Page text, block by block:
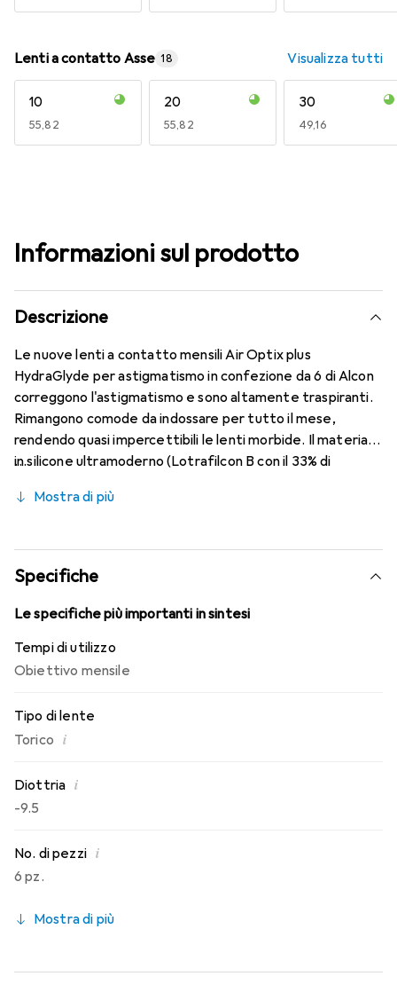
Lenti a contatto Asse 18 Visualizza tutti
10
EUR
55,82
20
EUR
55,82
30
EUR
49,16
Informazioni sul prodotto
Descrizione
Le nuove lenti a contatto mensili Air Optix plus
HydraGlyde per astigmatismo in confezione da 6 di Alcon
correggono l'astigmatismo e sono altamente traspiranti.
Rimangono comode da indossare per tutto il mese,
rendendo quasi impercettibili le lenti morbide. Il materiale
in silicone ultramoderno (Lotrafilcon B con il 33% di
HydraGlyde Moisture Matrix e la nota tecnologia
indossabilità che conosci. Un comfort duraturo e senza
interruzioni per tutto il giorno con le lenti mensili.
Mostra di più
Specifiche
Le specifiche più importanti in sintesi
Tempi di utilizzo
Obiettivo mensile
Tipo di lente
Torico i
Diottria i
-9.5
No. di pezzi i
6 pz.
Mostra di più